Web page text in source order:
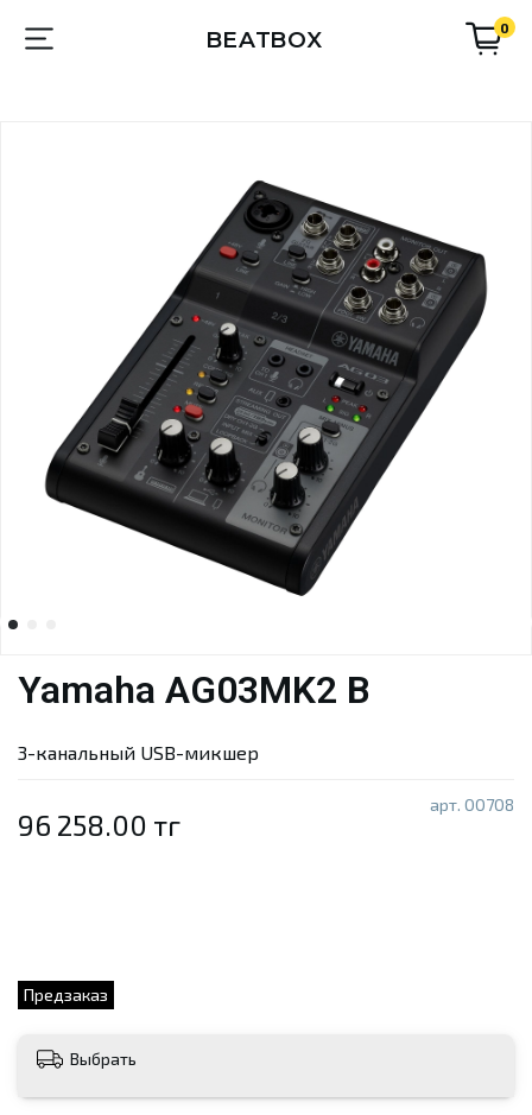
BEATBOX 0
арт. 00708
Предзаказ
Yamaha AG03MK2 B
96 258.00 тг
3-канальный USB-микшер
Выбрать